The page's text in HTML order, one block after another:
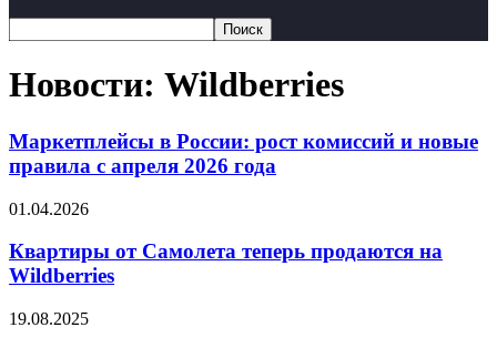
Новости: Wildberries
Маркетплейсы в России: рост комиссий и новые
правила с апреля 2026 года
01.04.2026
Квартиры от Самолета теперь продаются на
Wildberries
19.08.2025